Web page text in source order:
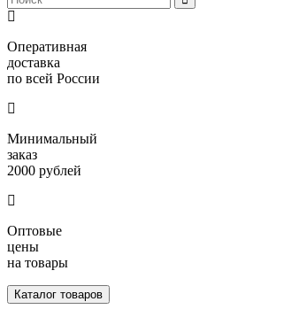
Оперативная
доставка
по всей России
Минимальный
заказ
2000 рублей
Оптовые
цены
на товары
Каталог товаров